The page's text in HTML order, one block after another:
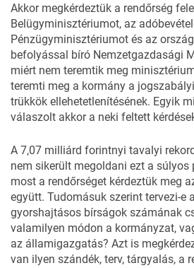
Akkor megkérdeztük a rendőrség
Belügyminisztériumot, az
Pénzügyminisztériumot és az
befolyással bíró Nemzetgazdasági
miért nem teremtik meg
teremti meg a kormány a
trükkök ellehetetlenítésének. Egyik
válaszolt akkor a neki feltett
A 7,07 milliárd forintnyi tavalyi
nem sikerült megoldani ezt a súlyos
most a rendőrséget kérdeztük meg
együtt. Tudomásuk szerint tervezi-e
gyorshajtásos bírságok számának
valamilyen módon a kormányzat,
az államigazgatás? Azt is
van ilyen szándék, terv, tárgyalás, a